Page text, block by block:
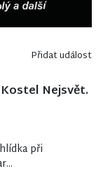
Přidat událost
Nejsvět.
při